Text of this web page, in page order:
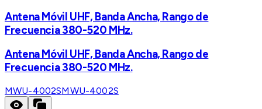
Antena Móvil UHF, Banda Ancha, Rango de
Frecuencia 380-520 MHz.
Antena Móvil UHF, Banda Ancha, Rango de
Frecuencia 380-520 MHz.
MWU-4002SMWU-4002S